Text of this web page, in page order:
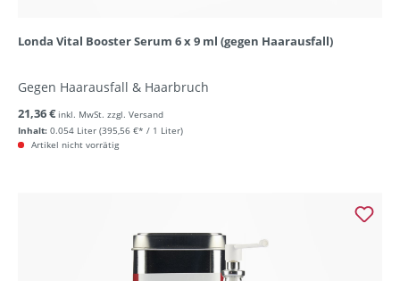
Londa Vital Booster Serum 6 x 9 ml (gegen Haarausfall)
Gegen Haarausfall & Haarbruch
Inhalt: 0.054 Liter (395,56 €* / 1 Liter)
21,36 € inkl. MwSt. zzgl. Versand
Artikel nicht vorrätig